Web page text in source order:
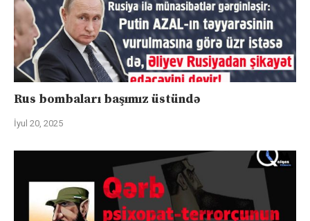
Rus bombaları başımız üstündə
İyul 20, 2025